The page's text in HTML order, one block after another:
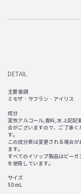
DETAIL
主要香調
ミモザ・サフラン・アイリス
成分
変性アルコール,香料,水 上記記
合がございますので、ご了承
す。
この成分表は変更される場合
ます。
すべてのイソップ製品はビー
を使用しています。
サイズ
50 mL